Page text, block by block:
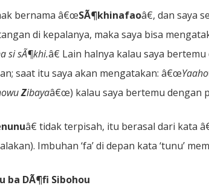
bernama â€œSÃ¶khinafaoâ€, dan saya
di kepalanya, maka saya bisa
si sÃ¶khi.â€ Lain halnya kalau saya
saat itu saya akan mengatakan: â€œ
Zibayaâ€œ) kalau saya bertemu dengan
nunuâ€ tidak terpisah, itu berasal dari kata
Imbuhan ‘fa’ di depan kata ‘tunu’
ba DÃ¶fi Sibohou